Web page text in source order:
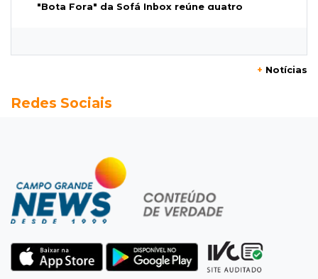
"Bota Fora" da Sofá Inbox reúne quatro
passeio campo-grandense
Torneio de futsal abre 34ª edição com quatro
jogos neste sábado
07:48Pele Vermelha, Corona, Valley...
imaginação de Scalise
+ Notícias
Redes Sociais